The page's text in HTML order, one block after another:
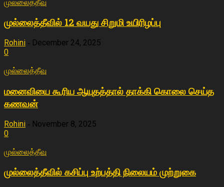
முல்லைத்தீவு
முல்லைத்தீவில் 12 வயது சிறுமி உயிரிழப்பு
Rohini - December 24, 2025
0
முல்லைத்தீவு
மனைவியை கூரிய ஆயுதத்தால் தாக்கி கொலை செய்த
கணவன்
Rohini - November 8, 2025
0
முல்லைத்தீவு
முல்லைத்தீவில் கசிப்பு உற்பத்தி நிலையம் முற்றுகை